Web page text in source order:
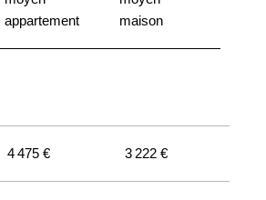
appartement
maison
4 475 € 3 222 €